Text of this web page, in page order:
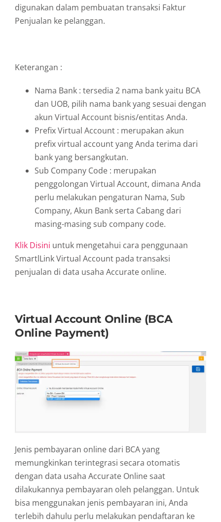
digunakan dalam pembuatan transaksi Faktur
Penjualan ke pelanggan.
Keterangan :
Nama Bank : tersedia 2 nama bank yaitu BCA
dan UOB, pilih nama bank yang sesuai dengan
akun Virtual Account bisnis/entitas Anda.
Prefix Virtual Account : merupakan akun
prefix virtual account yang Anda terima dari
bank yang bersangkutan.
Sub Company Code : merupakan
penggolongan Virtual Account, dimana Anda
perlu melakukan pengaturan Nama, Sub
Company, Akun Bank serta Cabang dari
masing-masing sub company code.
Klik Disini untuk mengetahui cara penggunaan
SmartlLink Virtual Account pada transaksi
penjualan di data usaha Accurate online.
Virtual Account Online (BCA
Online Payment)
Jenis pembayaran online dari BCA yang
memungkinkan terintegrasi secara otomatis
dengan data usaha Accurate Online saat
dilakukannya pembayaran oleh pelanggan. Untuk
bisa menggunakan jenis pembayaran ini, Anda
terlebih dahulu perlu melakukan pendaftaran ke